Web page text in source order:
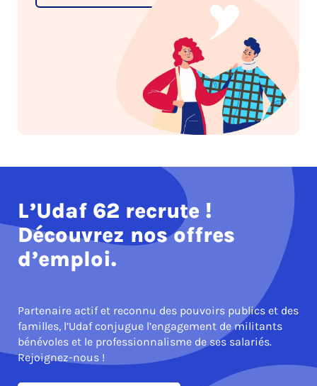
L’Udaf 62 recrute !
Découvrez nos offres
d’emploi.
Partenaire actif et reconnu des pouvoirs publics et des
familles, l’Udaf conjugue l’engagement de militants
bénévoles et le professionnalisme de ses salariés.
Rejoignez-nous !